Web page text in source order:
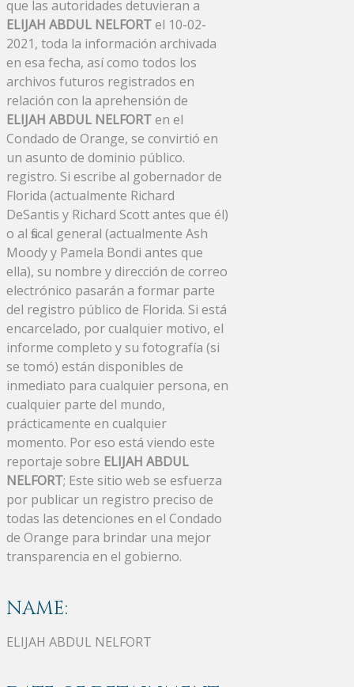
que las autoridades detuvieran a
ELIJAH ABDUL NELFORTel 10-02-
2021, toda la información archivada
en esa fecha, así como todos los
archivos futuros registrados en
relación con la aprehensión de
ELIJAH ABDUL NELFORTen el
Condado de Orange, se convirtió en
un asunto de dominio público.
registro. Si escribe al gobernador de
Florida (actualmente Richard
DeSantis y Richard Scott antes que él)
o al fiscal general (actualmente Ash
Moody y Pamela Bondi antes que
ella), su nombre y dirección de correo
electrónico pasarán a formar parte
del registro público de Florida. Si está
encarcelado, por cualquier motivo, el
informe completo y su fotografía (si
se tomó) están disponibles de
inmediato para cualquier persona, en
cualquier parte del mundo,
prácticamente en cualquier
momento. Por eso está viendo este
reportaje sobre ELIJAH ABDUL
NELFORT; Este sitio web se esfuerza
por publicar un registro preciso de
todas las detenciones en el Condado
de Orange para brindar una mejor
transparencia en el gobierno.
NAME:
ELIJAH ABDUL NELFORT